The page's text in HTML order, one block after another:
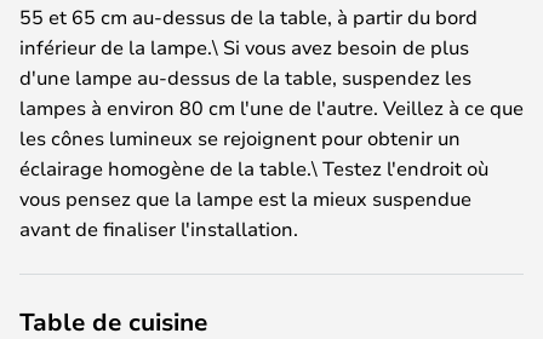
55 et 65 cm au-dessus de la table, à partir du bord
inférieur de la lampe.\ Si vous avez besoin de plus
d'une lampe au-dessus de la table, suspendez les
lampes à environ 80 cm l'une de l'autre. Veillez à ce que
les cônes lumineux se rejoignent pour obtenir un
éclairage homogène de la table.\ Testez l'endroit où
vous pensez que la lampe est la mieux suspendue
avant de finaliser l'installation.
Table de cuisine